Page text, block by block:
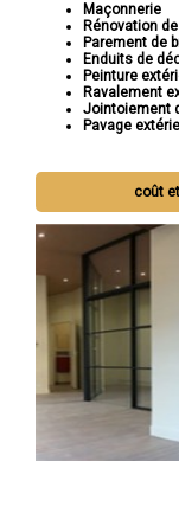
Maçonnerie
Rénovation
Parement de
Enduits de
Peinture
Ravalement
Jointoiement
Pavage
coût